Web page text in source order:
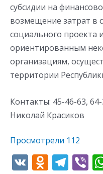
субсидии на
возмещение затрат в
социального проекта
ориентированным
организациям,
территории
Контакты: 45-46-63,
Николай Красиков
Просмотрели 112
V O T Vi